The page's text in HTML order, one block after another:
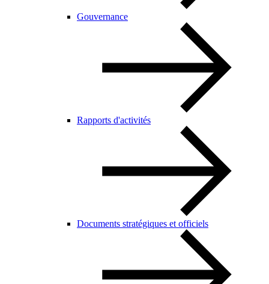
Gouvernance
Rapports d'activités
Documents stratégiques et officiels